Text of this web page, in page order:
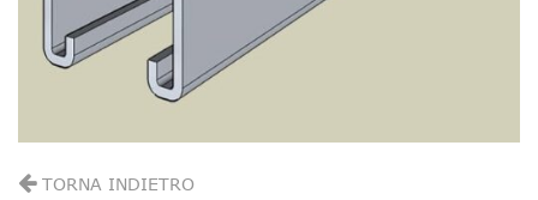
TORNA INDIETRO